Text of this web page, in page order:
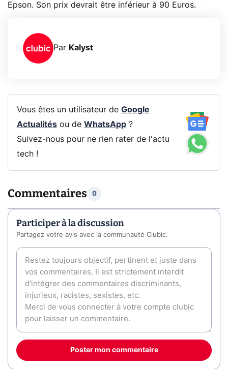
Epson. Son prix devrait être inférieur à 90 Euros.
Par Kalyst
Vous êtes un utilisateur de Google
Actualitésou de WhatsApp?
Suivez-nous pour ne rien rater de l'actu
tech !
Commentaires 0
Participer à la discussion
Partagez votre avis avec la communauté Clubic.
Poster mon commentaire